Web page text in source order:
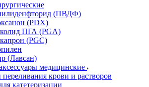
(ПВДФ)
(PDX)
ПГА (PGA)
(PGC)
(Лавсан)
медицинские
крови и растворов
катетеризации